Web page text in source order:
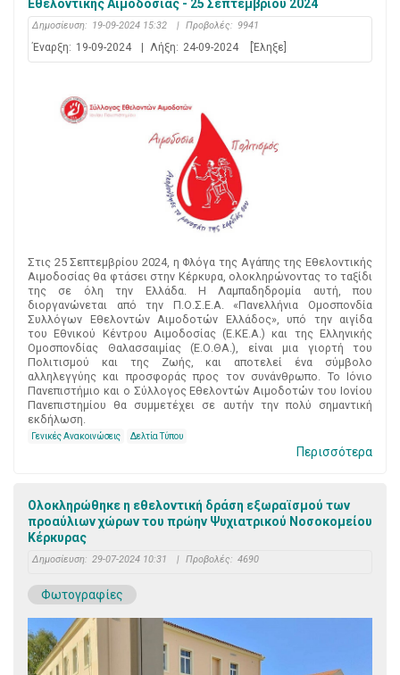
Εθελοντικής Αιμοδοσίας - 25 Σεπτεμβρίου 2024
Δημοσίευση: 19-09-2024 15:32 | Προβολές: 9941
Έναρξη: 19-09-2024 | Λήξη: 24-09-2024 [Έληξε]
Στις 25 Σεπτεμβρίου 2024, η Φλόγα της Αγάπης της Εθελοντικής
Αιμοδοσίας θα φτάσει στην Κέρκυρα, ολοκληρώνοντας το ταξίδι
της σε όλη την Ελλάδα. Η Λαμπαδηδρομία αυτή, που
διοργανώνεται από την Π.Ο.Σ.Ε.Α. «Πανελλήνια Ομοσπονδία
Συλλόγων Εθελοντών Αιμοδοτών Ελλάδος», υπό την αιγίδα
του Εθνικού Κέντρου Αιμοδοσίας (Ε.ΚΕ.Α.) και της Ελληνικής
Ομοσπονδίας Θαλασσαιμίας (Ε.Ο.ΘΑ.), είναι μια γιορτή του
Πολιτισμού και της Ζωής, και αποτελεί ένα σύμβολο
αλληλεγγύης και προσφοράς προς τον συνάνθρωπο. Το Ιόνιο
Πανεπιστήμιο και ο Σύλλογος Εθελοντών Αιμοδοτών του Ιονίου
Πανεπιστημίου θα συμμετέχει σε αυτήν την πολύ σημαντική
εκδήλωση.
Γενικές Ανακοινώσεις Δελτία Τύπου
Περισσότερα
Ολοκληρώθηκε η εθελοντική δράση εξωραϊσμού των
προαύλιων χώρων του πρώην Ψυχιατρικού Νοσοκομείου
Κέρκυρας
Δημοσίευση: 29-07-2024 10:31 | Προβολές: 4690
Φωτογραφίες